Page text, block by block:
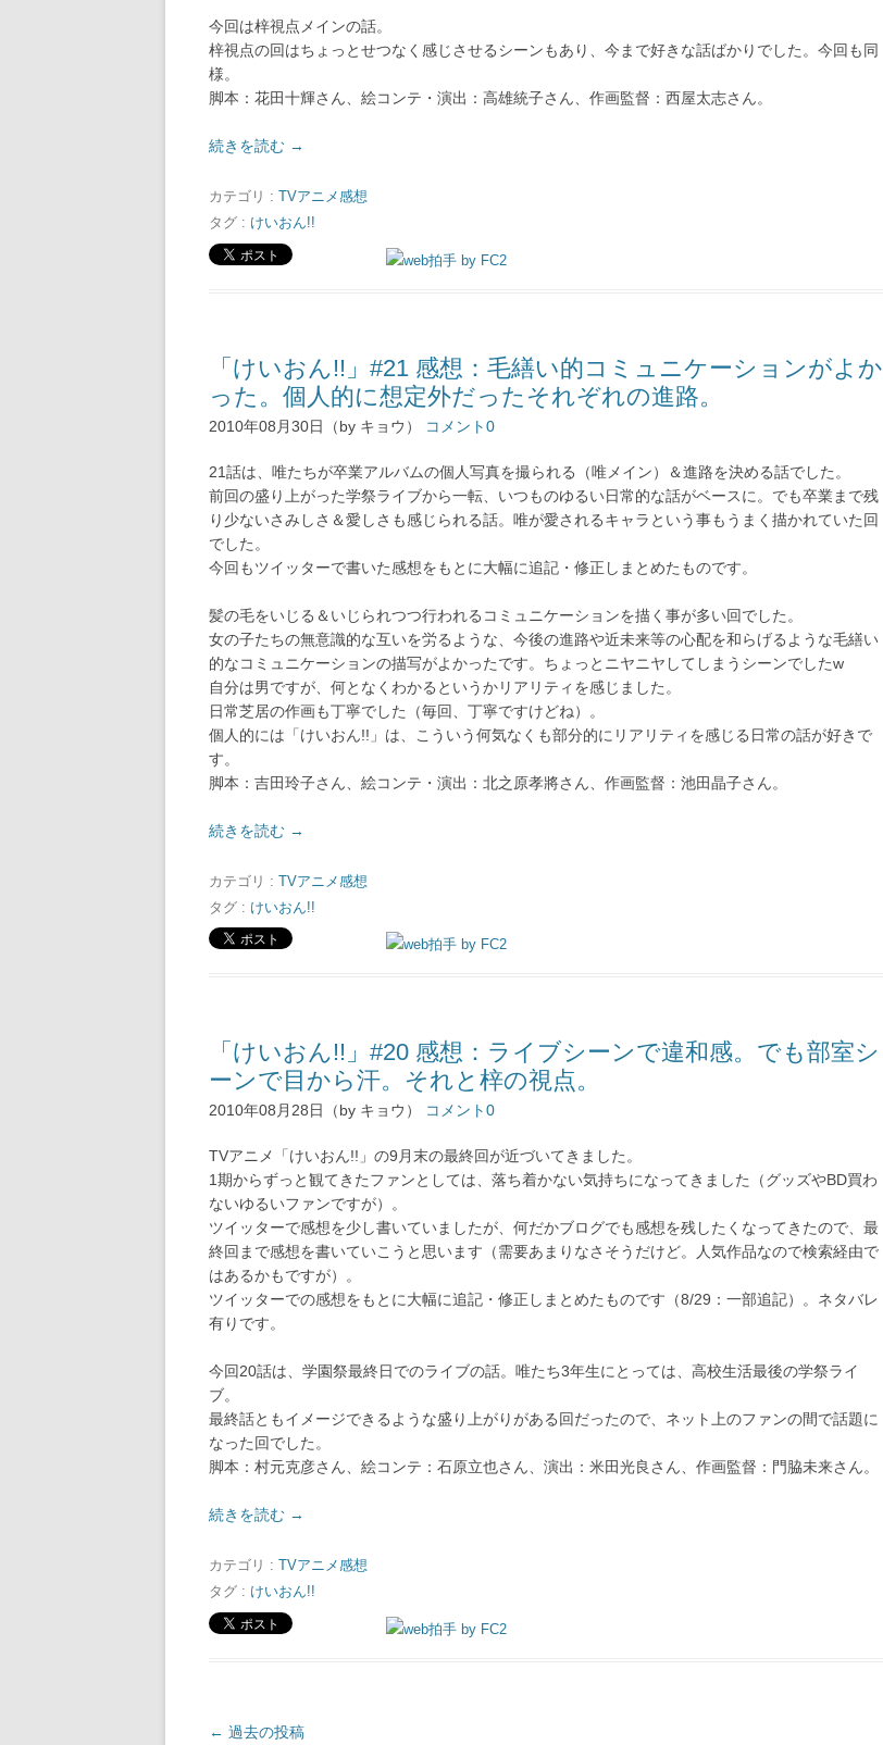
今回は梓視点メインの話。
梓視点の回はちょっとせつなく感じさせるシーンもあり、今まで好きな話ばかりでした。今回も同
様。
脚本：花田十輝さん、絵コンテ・演出：高雄統子さん、作画監督：西屋太志さん。
続きを読む →
カテゴリ : TVアニメ感想
タグ : けいおん!!
「けいおん!!」#21 感想：毛繕い的コミュニケーションがよか
った。個人的に想定外だったそれぞれの進路。
2010年08月30日（by キョウ） コメント0
21話は、唯たちが卒業アルバムの個人写真を撮られる（唯メイン）＆進路を決める話でした。
前回の盛り上がった学祭ライブから一転、いつものゆるい日常的な話がベースに。でも卒業まで残
り少ないさみしさ＆愛しさも感じられる話。唯が愛されるキャラという事もうまく描かれていた回
でした。
今回もツイッターで書いた感想をもとに大幅に追記・修正しまとめたものです。
髪の毛をいじる＆いじられつつ行われるコミュニケーションを描く事が多い回でした。
女の子たちの無意識的な互いを労るような、今後の進路や近未来等の心配を和らげるような毛繕い
的なコミュニケーションの描写がよかったです。ちょっとニヤニヤしてしまうシーンでしたw
自分は男ですが、何となくわかるというかリアリティを感じました。
日常芝居の作画も丁寧でした（毎回、丁寧ですけどね）。
個人的には「けいおん!!」は、こういう何気なくも部分的にリアリティを感じる日常の話が好きで
す。
脚本：吉田玲子さん、絵コンテ・演出：北之原孝將さん、作画監督：池田晶子さん。
続きを読む →
カテゴリ : TVアニメ感想
タグ : けいおん!!
「けいおん!!」#20 感想：ライブシーンで違和感。でも部室シ
ーンで目から汗。それと梓の視点。
2010年08月28日（by キョウ） コメント0
TVアニメ「けいおん!!」の9月末の最終回が近づいてきました。
1期からずっと観てきたファンとしては、落ち着かない気持ちになってきました（グッズやBD買わ
ないゆるいファンですが）。
ツイッターで感想を少し書いていましたが、何だかブログでも感想を残したくなってきたので、最
終回まで感想を書いていこうと思います（需要あまりなさそうだけど。人気作品なので検索経由で
はあるかもですが）。
ツイッターでの感想をもとに大幅に追記・修正しまとめたものです（8/29：一部追記）。ネタバレ
有りです。
今回20話は、学園祭最終日でのライブの話。唯たち3年生にとっては、高校生活最後の学祭ライ
ブ。
最終話ともイメージできるような盛り上がりがある回だったので、ネット上のファンの間で話題に
なった回でした。
脚本：村元克彦さん、絵コンテ：石原立也さん、演出：米田光良さん、作画監督：門脇未来さん。
続きを読む →
カテゴリ : TVアニメ感想
タグ : けいおん!!
投
← 過去の投稿